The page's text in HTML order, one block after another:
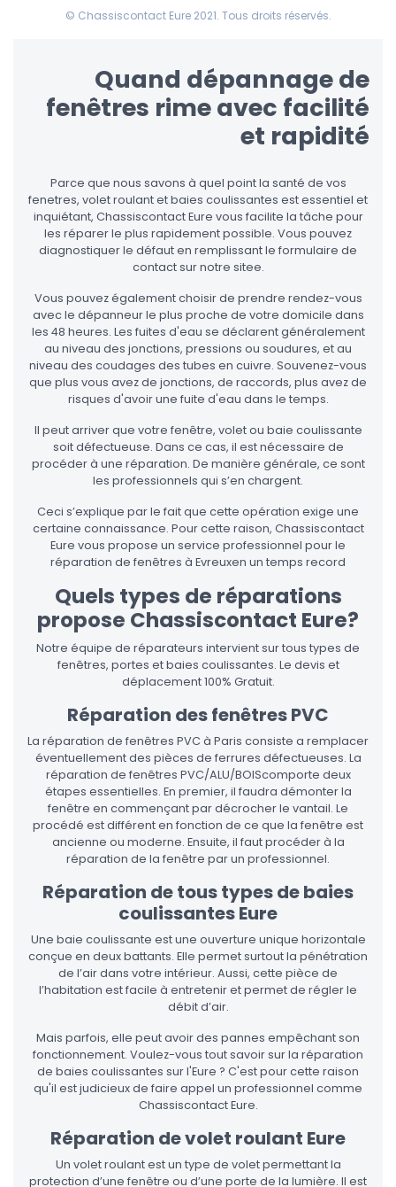
© Chassiscontact Eure 2021. Tous droits réservés.
Quand dépannage de
fenêtres rime avec facilité
et rapidité
Parce que nous savons à quel point la santé de vos
fenetres, volet roulant et baies coulissantes est essentiel et
inquiétant, Chassiscontact Eure vous facilite la tâche pour
les réparer le plus rapidement possible. Vous pouvez
diagnostiquer le défaut en remplissant le formulaire de
contact sur notre sitee.
Vous pouvez également choisir de prendre rendez-vous
avec le dépanneur le plus proche de votre domicile dans
les 48 heures. Les fuites d'eau se déclarent généralement
au niveau des jonctions, pressions ou soudures, et au
niveau des coudages des tubes en cuivre. Souvenez-vous
que plus vous avez de jonctions, de raccords, plus avez de
risques d'avoir une fuite d'eau dans le temps.
Il peut arriver que votre fenêtre, volet ou baie coulissante
soit défectueuse. Dans ce cas, il est nécessaire de
procéder à une réparation. De manière générale, ce sont
les professionnels qui s’en chargent.
Ceci s’explique par le fait que cette opération exige une
certaine connaissance. Pour cette raison, Chassiscontact
Eure vous propose un service professionnel pour le
réparation de fenêtres à Evreuxen un temps record
Quels types de réparations
propose Chassiscontact Eure?
Notre équipe de réparateurs intervient sur tous types de
fenêtres, portes et baies coulissantes. Le devis et
déplacement 100% Gratuit.
Réparation des fenêtres PVC
La réparation de fenêtres PVC à Paris consiste a remplacer
éventuellement des pièces de ferrures défectueuses. La
réparation de fenêtres PVC/ALU/BOIScomporte deux
étapes essentielles. En premier, il faudra démonter la
fenêtre en commençant par décrocher le vantail. Le
procédé est différent en fonction de ce que la fenêtre est
ancienne ou moderne. Ensuite, il faut procéder à la
réparation de la fenêtre par un professionnel.
Réparation de tous types de baies
coulissantes Eure
Une baie coulissante est une ouverture unique horizontale
conçue en deux battants. Elle permet surtout la pénétration
de l’air dans votre intérieur. Aussi, cette pièce de
l’habitation est facile à entretenir et permet de régler le
débit d’air.
Mais parfois, elle peut avoir des pannes empêchant son
fonctionnement. Voulez-vous tout savoir sur la réparation
de baies coulissantes sur l'Eure ? C'est pour cette raison
qu'il est judicieux de faire appel un professionnel comme
Chassiscontact Eure.
Réparation de volet roulant Eure
Un volet roulant est un type de volet permettant la
protection d’une fenêtre ou d’une porte de la lumière. Il est